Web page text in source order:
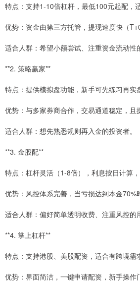
特点：支持1-10倍杠杆，最低100元起配，
优势：资金由第三方托管，提现速度快（T+0
适合人群：希望小额尝试、注重资金流动性
**2. 策略赢家**
特点：提供模拟盘功能，新手可先练习再实
优势：与多家券商合作，交易通道稳定，且
适合人群：想先熟悉规则再入金的投资者。
**3. 金股配**
特点：杠杆灵活（1-8倍），利息按日计算，
优势：风控体系完善，当亏损达到本金70%
适合人群：偏好简单透明收费、注重风控的
**4. 掌上杠杆**
特点：支持港股、美股配资，适合有跨境需
优势：界面简洁，一键申请配资，新手操作